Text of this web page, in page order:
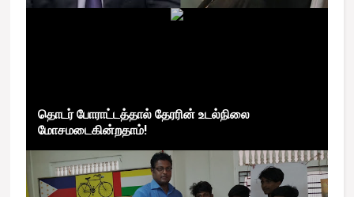
தொடர் போராட்டத்தால் தேரரின் உடல்நிலை
மோசமடைகின்றதாம்!